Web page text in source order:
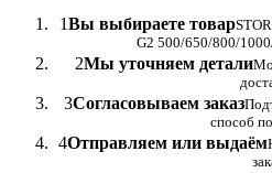
1Вы выбираете товар
G2 500/650/800/
2Мы уточняем детали
3Согласовываем заказ
способ
4Отправляем или выдаём